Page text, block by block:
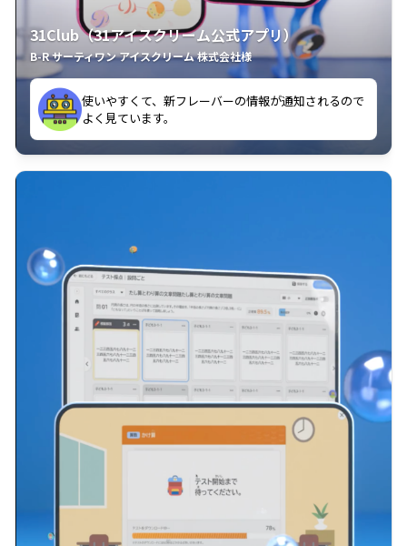
31Club（31アイスクリーム公式アプリ）
B-R サーティワン アイスクリーム 株式会社様
使いやすくて、新フレーバーの情報が通知されるので
よく見ています。
普段見ることのないカロリーやアレルギー表示まで確
認できてとてもいい！